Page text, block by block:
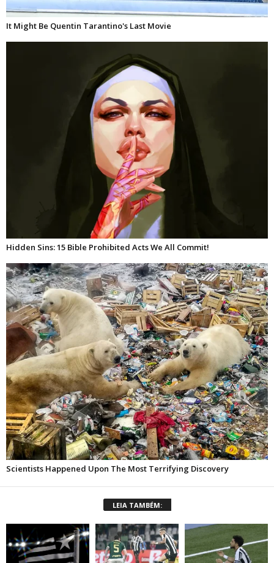
LEIA TAMBÉM: